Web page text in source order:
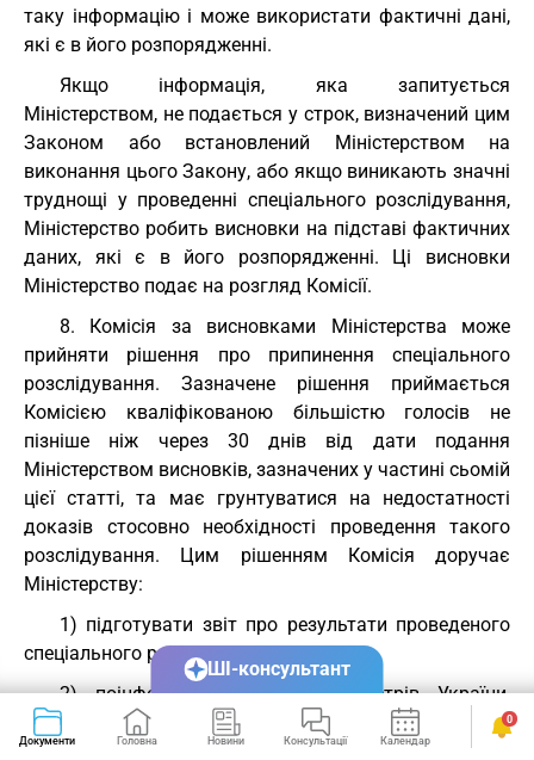
таку інформацію і може використати фактичні дані,
які є в його розпорядженні.
Якщо інформація, яка запитується
Міністерством, не подається у строк, визначений цим
Законом або встановлений Міністерством на
виконання цього Закону, або якщо виникають значні
труднощі у проведенні спеціального розслідування,
Міністерство робить висновки на підставі фактичних
даних, які є в його розпорядженні. Ці висновки
Міністерство подає на розгляд Комісії.
8. Комісія за висновками Міністерства може
прийняти рішення про припинення спеціального
розслідування. Зазначене рішення приймається
Комісією кваліфікованою більшістю голосів не
пізніше ніж через 30 днів від дати подання
Міністерством висновків, зазначених у частині сьомій
цієї статті, та має грунтуватися на недостатності
доказів стосовно необхідності проведення такого
розслідування. Цим рішенням Комісія доручає
Міністерству:
1) підготувати звіт про результати проведеного
спеціального розслідування;
2) поінформувати Кабінет Міністрів України,
центральний орган виконавчої влади, що реалізує
державну митну політику, та заінтересовані сторони
Документи Головна Новини Консультації Календар Сервіси
0
ШІ-консультант